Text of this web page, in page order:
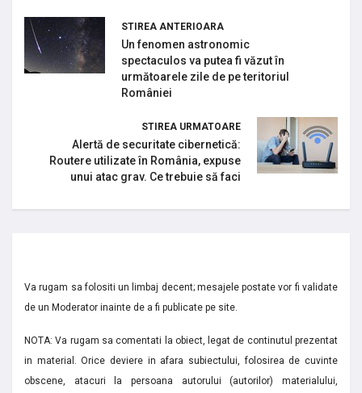
STIREA ANTERIOARA
Un fenomen astronomic
spectaculos va putea fi văzut în
următoarele zile de pe teritoriul
României
STIREA URMATOARE
Alertă de securitate cibernetică:
Routere utilizate în România, expuse
unui atac grav. Ce trebuie să faci
Va rugam sa folositi un limbaj decent; mesajele postate vor fi validate
de un Moderator inainte de a fi publicate pe site.
NOTA: Va rugam sa comentati la obiect, legat de continutul prezentat
in material. Orice deviere in afara subiectului, folosirea de cuvinte
obscene, atacuri la persoana autorului (autorilor) materialului,